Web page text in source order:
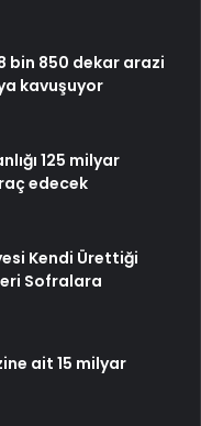
bin 850 dekar arazi
kavuşuyor
125 milyar
edecek
Kendi Ürettiği
Sofralara
ait 15 milyar